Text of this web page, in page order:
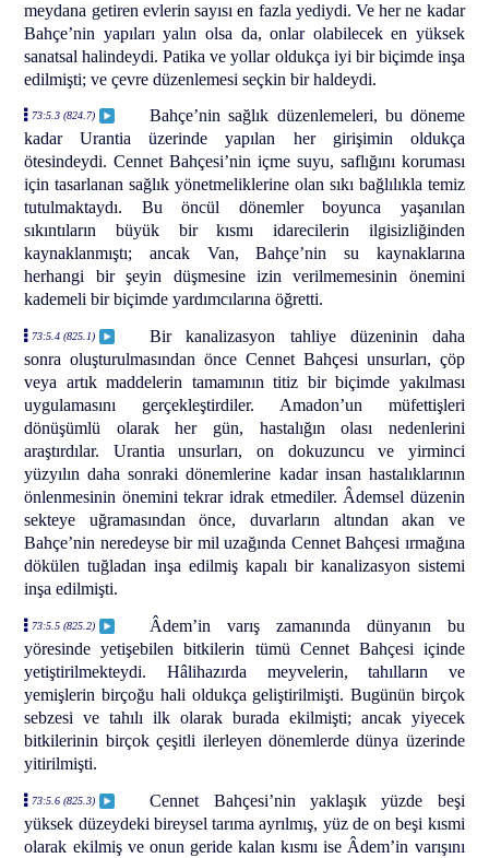
meydana getiren evlerin sayısı en fazla yediydi. Ve her ne kadar
Bahçe’nin yapıları yalın olsa da, onlar olabilecek en yüksek
sanatsal halindeydi. Patika ve yollar oldukça iyi bir biçimde inşa
edilmişti; ve çevre düzenlemesi seçkin bir haldeydi.
73:5.3 (824.7)
Bahçe’nin sağlık düzenlemeleri, bu döneme
kadar Urantia üzerinde yapılan her girişimin oldukça
ötesindeydi. Cennet Bahçesi’nin içme suyu, saflığını koruması
için tasarlanan sağlık yönetmeliklerine olan sıkı bağlılıkla temiz
tutulmaktaydı. Bu öncül dönemler boyunca yaşanılan
sıkıntıların büyük bir kısmı idarecilerin ilgisizliğinden
kaynaklanmıştı; ancak Van, Bahçe’nin su kaynaklarına
herhangi bir şeyin düşmesine izin verilmemesinin önemini
kademeli bir biçimde yardımcılarına öğretti.
73:5.4 (825.1)
Bir kanalizasyon tahliye düzeninin daha
sonra oluşturulmasından önce Cennet Bahçesi unsurları, çöp
veya artık maddelerin tamamının titiz bir biçimde yakılması
uygulamasını gerçekleştirdiler. Amadon’un müfettişleri
dönüşümlü olarak her gün, hastalığın olası nedenlerini
araştırdılar. Urantia unsurları, on dokuzuncu ve yirminci
yüzyılın daha sonraki dönemlerine kadar insan hastalıklarının
önlenmesinin önemini tekrar idrak etmediler. Âdemsel düzenin
sekteye uğramasından önce, duvarların altından akan ve
Bahçe’nin neredeyse bir mil uzağında Cennet Bahçesi ırmağına
dökülen tuğladan inşa edilmiş kapalı bir kanalizasyon sistemi
inşa edilmişti.
73:5.5 (825.2)
Âdem’in varış zamanında dünyanın bu
yöresinde yetişebilen bitkilerin tümü Cennet Bahçesi içinde
yetiştirilmekteydi. Hâlihazırda meyvelerin, tahılların ve
yemişlerin birçoğu hali oldukça geliştirilmişti. Bugünün birçok
sebzesi ve tahılı ilk olarak burada ekilmişti; ancak yiyecek
bitkilerinin birçok çeşitli ilerleyen dönemlerde dünya üzerinde
yitirilmişti.
73:5.6 (825.3)
Cennet Bahçesi’nin yaklaşık yüzde beşi
yüksek düzeydeki bireysel tarıma ayrılmış, yüz de on beşi kısmi
olarak ekilmiş ve onun geride kalan kısmı ise Âdem’in varışını